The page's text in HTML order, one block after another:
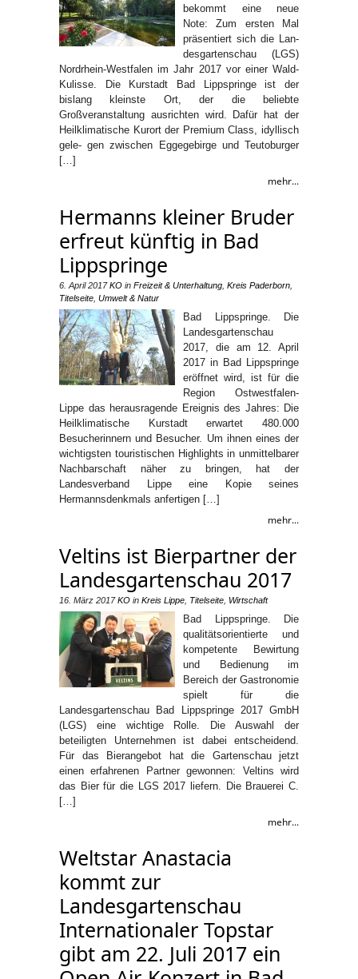
bekommt eine neue
Note: Zum ersten Mal
präsentiert sich die Lan-
desgartenschau (LGS)
Nordrhein-Westfalen im Jahr 2017 vor einer Wald-
Kulisse. Die Kurstadt Bad Lippspringe ist der
bislang kleinste Ort, der die beliebte
Großveranstaltung ausrichten wird. Dafür hat der
Heilklimatische Kurort der Premium Class, idyllisch
gele- gen zwischen Eggegebirge und Teutoburger
[…]
mehr...
Hermanns kleiner Bruder
erfreut künftig in Bad
Lippspringe
6. April 2017 KO in Freizeit & Unterhaltung Kreis Paderborn
Titelseite Umwelt & Natur
Bad Lippspringe. Die
Landesgartenschau
2017, die am 12. April
2017 in Bad Lippspringe
eröffnet wird, ist für die
Region Ostwestfalen-
Lippe das herausragende Ereignis des Jahres: Die
Heilklimatische Kurstadt erwartet 480.000
Besucherinnern und Besucher. Um ihnen eines der
wichtigsten touristischen Highlights in unmittelbarer
Nachbarschaft näher zu bringen, hat der
Landesverband Lippe eine Kopie seines
Hermannsdenkmals anfertigen […]
mehr...
Veltins ist Bierpartner der
Landesgartenschau 2017
16. März 2017 KO in Kreis Lippe Titelseite Wirtschaft
Bad Lippspringe. Die
qualitätsorientierte und
kompetente Bewirtung
und Bedienung im
Bereich der Gastronomie
spielt für die
Landesgartenschau Bad Lippspringe 2017 GmbH
(LGS) eine wichtige Rolle. Die Auswahl der
beteiligten Unternehmen ist dabei entscheidend.
Für das Bierangebot hat die Gartenschau jetzt
einen erfahrenen Partner gewonnen: Veltins wird
das Bier für die LGS 2017 liefern. Die Brauerei C.
[…]
mehr...
Weltstar Anastacia
kommt zur
Landesgartenschau
Internationaler Topstar
gibt am 22. Juli 2017 ein